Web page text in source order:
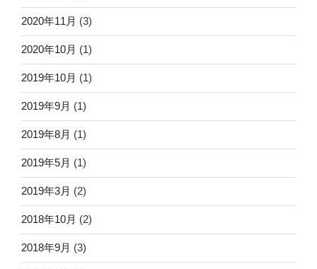
2020年11月 (3)
2020年10月 (1)
2019年10月 (1)
2019年9月 (1)
2019年8月 (1)
2019年5月 (1)
2019年3月 (2)
2018年10月 (2)
2018年9月 (3)